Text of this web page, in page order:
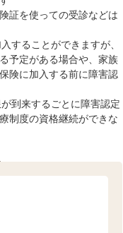
証を使っての受診などは
することができますが、
予定がある場合や、家族
険に加入する前に障害認
到来するごとに障害認定
制度の資格継続ができな